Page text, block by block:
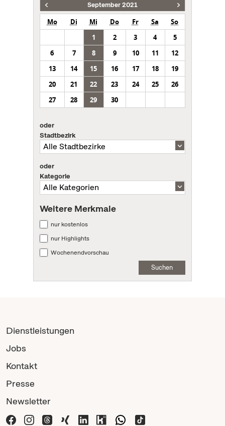
September 2021
Mo Di Mi Do Fr Sa
So
1
2 3 4
5
6
7 8 9 10 11
12
13
14 15 16 17 18
19
20
21 22 23 24 25
26
27
28 29 30
oder
Stadtbezirk
oder
Kategorie
Weitere Merkmale
nur kostenlos
nur Highlights
Wochenendvorschau
Suchen
Dienstleistungen
Jobs
Kontakt
Presse
Newsletter